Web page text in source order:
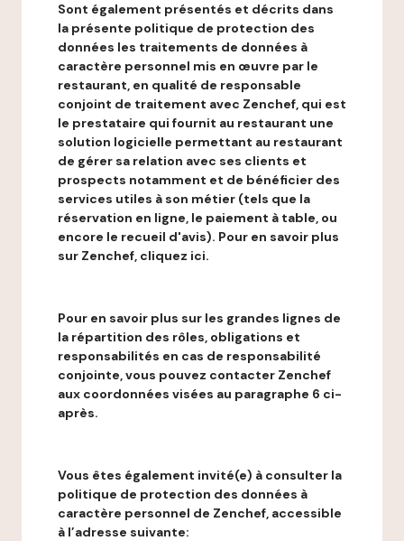
Sont également présentés et décrits dans
la présente politique de protection des
données les traitements de données à
caractère personnel mis en œuvre par le
restaurant, en qualité de responsable
conjoint de traitement avec Zenchef, qui est
le prestataire qui fournit au restaurant une
solution logicielle permettant au restaurant
de gérer sa relation avec ses clients et
prospects notamment et de bénéficier des
services utiles à son métier (tels que la
réservation en ligne, le paiement à table, ou
encore le recueil d'avis). Pour en savoir plus
sur Zenchef, cliquez ici.
Pour en savoir plus sur les grandes lignes de
la répartition des rôles, obligations et
responsabilités en cas de responsabilité
conjointe, vous pouvez contacter Zenchef
aux coordonnées visées au paragraphe 6 ci-
après.
Vous êtes également invité(e) à consulter la
politique de protection des données à
caractère personnel de Zenchef, accessible
à l’adresse suivante: